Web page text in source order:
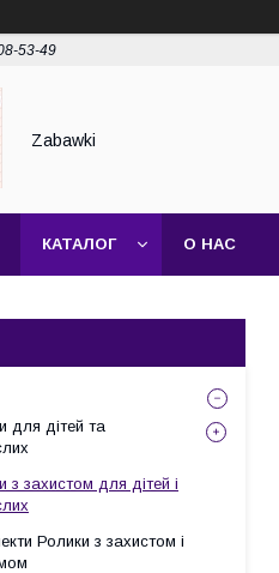
53-49
Zabawki
КАТАЛОГ О НАС
для дітей та
з захистом для дітей і
Ролики з захистом і